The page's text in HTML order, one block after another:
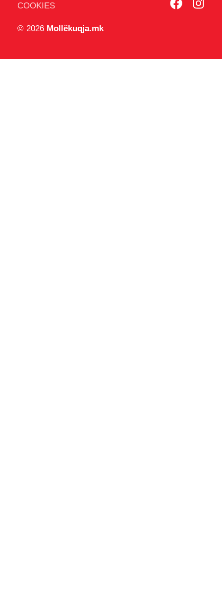
COOKIES
© 2026 Mollëkuqja.mk